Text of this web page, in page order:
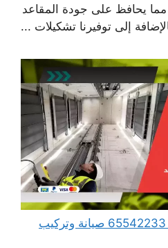
يحافظ على جودة المقاعد
إلى توفيرنا تشكيلات ...
صيانة مصاعد في الكويت 65542233 صيانة وتركيب